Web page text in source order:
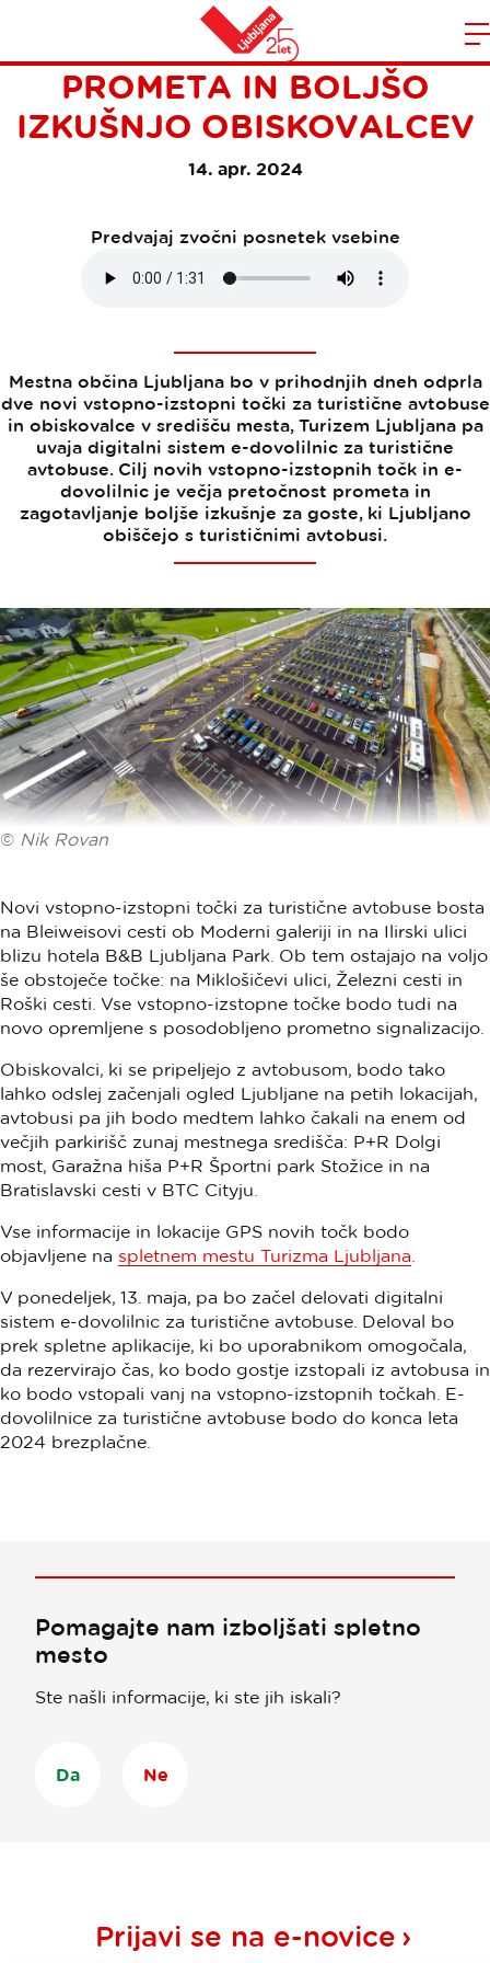
Domov
ZA VEČJO PRETOČNOST
PROMETA IN BOLJŠO
IZKUŠNJO OBISKOVALCEV
14. apr. 2024
Predvajaj zvočni posnetek vsebine
Mestna občina Ljubljana bo v prihodnjih dneh odprla
dve novi vstopno-izstopni točki za turistične avtobuse
in obiskovalce v središču mesta, Turizem Ljubljana pa
uvaja digitalni sistem e-dovolilnic za turistične
avtobuse. Cilj novih vstopno-izstopnih točk in e-
dovolilnic je večja pretočnost prometa in
zagotavljanje boljše izkušnje za goste, ki Ljubljano
obiščejo s turističnimi avtobusi.
© Nik Rovan
Novi vstopno-izstopni točki za turistične avtobuse bosta
na Bleiweisovi cesti ob Moderni galeriji in na Ilirski ulici
blizu hotela B&B Ljubljana Park. Ob tem ostajajo na voljo
še obstoječe točke: na Miklošičevi ulici, Železni cesti in
Roški cesti. Vse vstopno-izstopne točke bodo tudi na
novo opremljene s posodobljeno prometno signalizacijo.
Obiskovalci, ki se pripeljejo z avtobusom, bodo tako
lahko odslej začenjali ogled Ljubljane na petih lokacijah,
avtobusi pa jih bodo medtem lahko čakali na enem od
večjih parkirišč zunaj mestnega središča: P+R Dolgi
most, Garažna hiša P+R Športni park Stožice in na
Bratislavski cesti v BTC Cityju.
Vse informacije in lokacije GPS novih točk bodo
objavljene na spletnem mestu Turizma Ljubljana
V ponedeljek, 13. maja, pa bo začel delovati digitalni
sistem e-dovolilnic za turistične avtobuse. Deloval bo
prek spletne aplikacije, ki bo uporabnikom omogočala,
da rezervirajo čas, ko bodo gostje izstopali iz avtobusa in
ko bodo vstopali vanj na vstopno-izstopnih točkah. E-
dovolilnice za turistične avtobuse bodo do konca leta
2024 brezplačne.
Pomagajte nam izboljšati spletno
mesto
Ste našli informacije, ki ste jih iskali?
Da Ne
Prijavi se na e-novice